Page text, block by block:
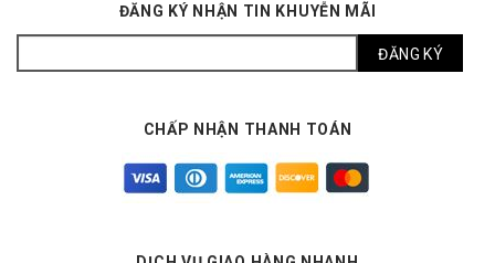
ĐĂNG KÝ NHẬN TIN KHUYỄN MÃI
CHẤP NHẬN THANH TOÁN